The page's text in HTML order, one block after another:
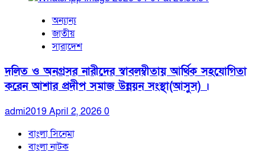
অন্যান্য
জাতীয়
সারাদেশ
দলিত ও অনগ্রসর নারীদের স্বাবলম্বীতায় আর্থিক সহযোগিতা
করেন আশার প্রদীপ সমাজ উন্নয়ন সংস্থা(আসুস) ।
admi2019April 2, 20260
বাংলা সিনেমা
বাংলা নাটক